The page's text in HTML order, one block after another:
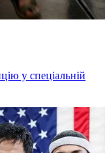
у спеціальній